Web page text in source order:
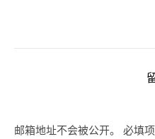
邮箱地址不会被公开。 必填